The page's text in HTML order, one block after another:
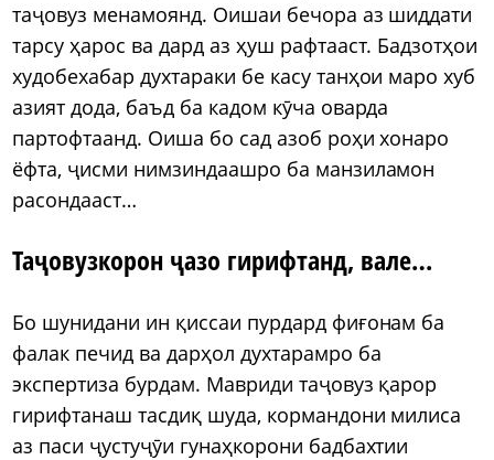
таҷовуз менамоянд. Оишаи бечора аз шиддати
тарсу ҳарос ва дард аз ҳуш рафтааст. Бадзотҳои
худобехабар духтараки бе касу танҳои маро хуб
азият дода, баъд ба кадом кӯча оварда
партофтаанд. Оиша бо сад азоб роҳи хонаро
ёфта, ҷисми нимзиндаашро ба манзиламон
расондааст…
Таҷовузкорон ҷазо гирифтанд, вале…
Бо шунидани ин қиссаи пурдард фиғонам ба
фалак печид ва дарҳол духтарамро ба
экспертиза бурдам. Мавриди таҷовуз қарор
гирифтанаш тасдиқ шуда, кормандони милиса
аз паси ҷустуҷӯи гунаҳкорони бадбахтии